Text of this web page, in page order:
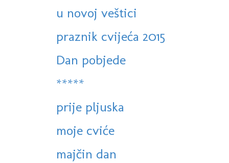
u novoj veštici
praznik cvijeća 2015
Dan pobjede
*****
prije pljuska
moje cviće
majčin dan